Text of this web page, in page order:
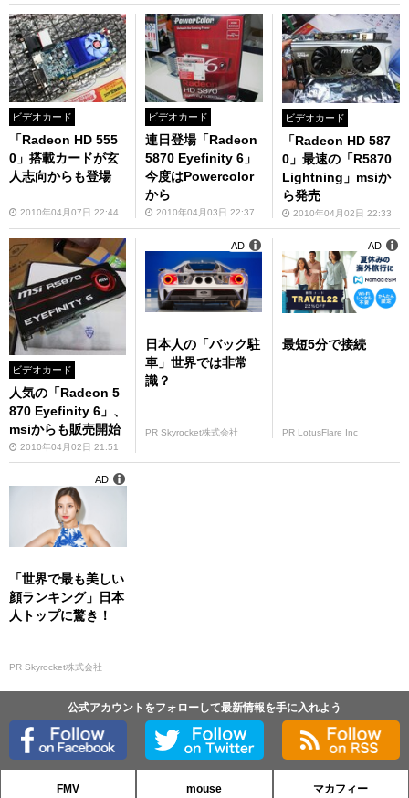
ビデオカード
「Radeon HD 555
0」搭載カードが玄
人志向からも登場
2010年04月07日 22:44
ビデオカード
連日登場「Radeon
5870 Eyefinity 6」
今度はPowercolor
から
2010年04月03日 22:37
ビデオカード
「Radeon HD 587
0」最速の「R5870
Lightning」msiか
ら発売
2010年04月02日 22:33
ビデオカード
人気の「Radeon 5
870 Eyefinity 6」、
msiからも販売開始
2010年04月02日 21:51
日本人の「バック駐
車」世界では非常
識？
PR Skyrocket株式会社
AD
最短5分で接続
PR LotusFlare Inc
AD
「世界で最も美しい
顔ランキング」日本
人トップに驚き！
PR Skyrocket株式会社
AD
公式アカウントをフォローして最新情報を手に入れよう
FMV mouse マカフィー